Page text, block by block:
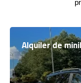
Alquiler de